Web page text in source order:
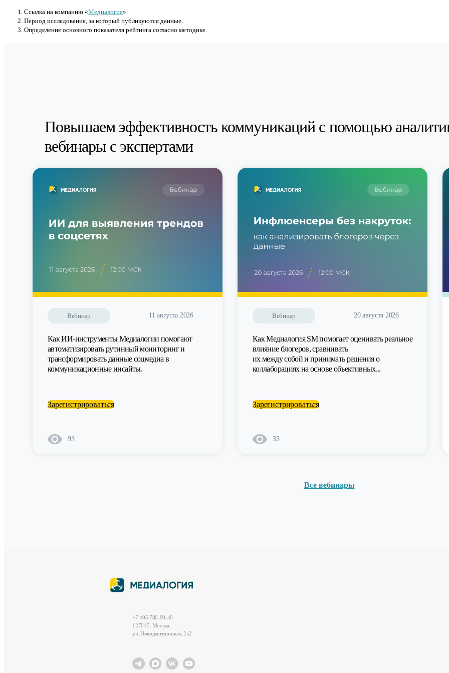
Cсылка на компанию «Медиалогия».
Период исследования, за который публикуются данные.
Определение основного показателя рейтинга согласно методике.
Повышаем эффективность коммуникаций с помощью
вебинары с экспертами
Вебинар 11 августа 2026
Как ИИ-инструменты Медиалогии помогают
автоматизировать рутинный мониторинг и
трансформировать данные соцмедиа в
коммуникационные инсайты.
Зарегистрироваться
93
Вебинар 20 августа 2026
Как Медиалогия SM помогает оценивать реальное
влияние блогеров, сравнивать
их между собой и принимать решения о
коллаборациях на основе объективных...
Зарегистрироваться
33
Все вебинары
+7 495 780-90-40
127015, Москва,
ул. Новодмитровская, 2к2